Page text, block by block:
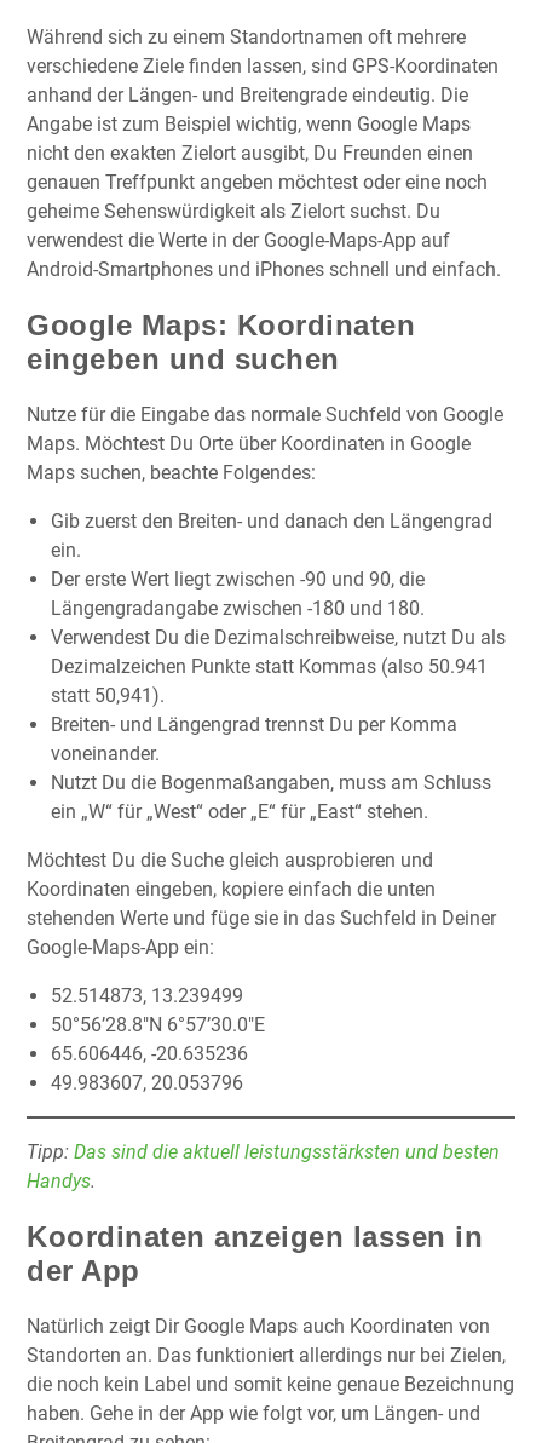
Während sich zu einem Standortnamen oft mehrere
verschiedene Ziele finden lassen, sind GPS-Koordinaten
anhand der Längen- und Breitengrade eindeutig. Die
Angabe ist zum Beispiel wichtig, wenn Google Maps
nicht den exakten Zielort ausgibt, Du Freunden einen
genauen Treffpunkt angeben möchtest oder eine noch
geheime Sehenswürdigkeit als Zielort suchst. Du
verwendest die Werte in der Google-Maps-App auf
Android-Smartphones und iPhones schnell und einfach.
Google Maps: Koordinaten
eingeben und suchen
Nutze für die Eingabe das normale Suchfeld von Google
Maps. Möchtest Du Orte über Koordinaten in Google
Maps suchen, beachte Folgendes:
Gib zuerst den Breiten- und danach den Längengrad
ein.
Der erste Wert liegt zwischen -90 und 90, die
Längengradangabe zwischen -180 und 180.
Verwendest Du die Dezimalschreibweise, nutzt Du als
Dezimalzeichen Punkte statt Kommas (also 50.941
statt 50,941).
Breiten- und Längengrad trennst Du per Komma
voneinander.
Nutzt Du die Bogenmaßangaben, muss am Schluss
ein „W“ für „West“ oder „E“ für „East“ stehen.
Möchtest Du die Suche gleich ausprobieren und
Koordinaten eingeben, kopiere einfach die unten
stehenden Werte und füge sie in das Suchfeld in Deiner
Google-Maps-App ein:
52.514873, 13.239499
50°56’28.8″N 6°57’30.0″E
65.606446, -20.635236
49.983607, 20.053796
Tipp: Das sind die aktuell leistungsstärksten und besten
Handys.
Koordinaten anzeigen lassen in
der App
Natürlich zeigt Dir Google Maps auch Koordinaten von
Standorten an. Das funktioniert allerdings nur bei Zielen,
die noch kein Label und somit keine genaue Bezeichnung
haben. Gehe in der App wie folgt vor, um Längen- und